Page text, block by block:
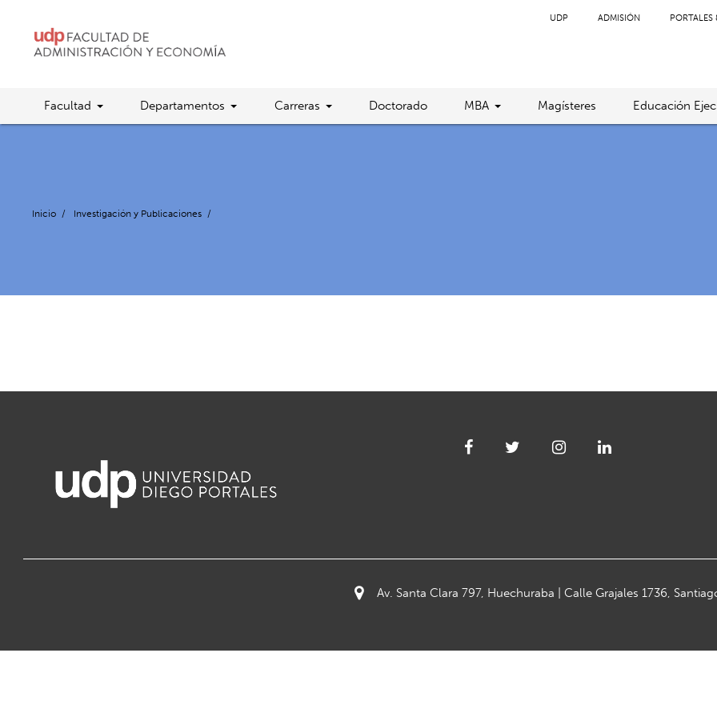
UDP ADMISIÓN PORTALES
Facultad Departamentos Carreras Doctorado MBA Magísteres Educación
Inicio / Investigación y Publicaciones /
Av. Santa Clara 797, Huechuraba | Calle Grajales 1736,